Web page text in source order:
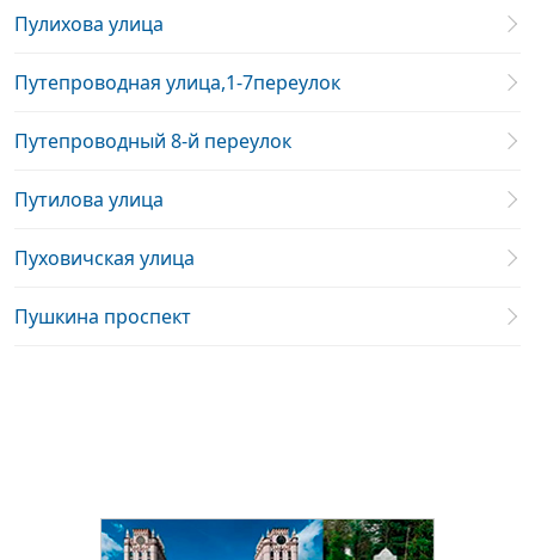
Пулихова улица
Путепроводная улица,1-7переулок
Путепроводный 8-й переулок
Путилова улица
Пуховичская улица
Пушкина проспект